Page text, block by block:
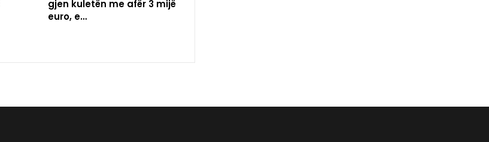
gjen kuletën me afër 3 mijë
euro, e…